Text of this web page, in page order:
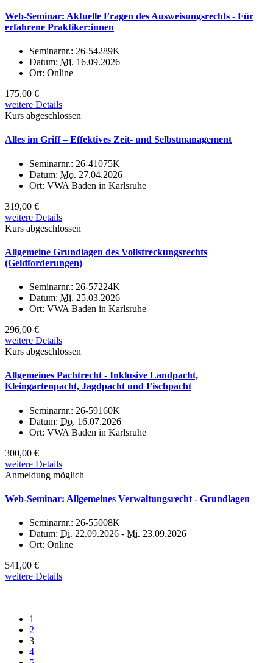
Web-Seminar: Aktuelle Fragen des Ausweisungsrechts - Für
erfahrene Praktiker:innen
Seminarnr.: 26-54289K
Datum: Mi. 16.09.2026
Ort: Online
175,00 €
weitere Details
Kurs abgeschlossen
Alles im Griff – Effektives Zeit- und Selbstmanagement
Seminarnr.: 26-41075K
Datum: Mo. 27.04.2026
Ort: VWA Baden in Karlsruhe
319,00 €
weitere Details
Kurs abgeschlossen
Allgemeine Grundlagen des Vollstreckungsrechts
(Geldforderungen)
Seminarnr.: 26-57224K
Datum: Mi. 25.03.2026
Ort: VWA Baden in Karlsruhe
296,00 €
weitere Details
Kurs abgeschlossen
Allgemeines Pachtrecht - Inklusive Landpacht,
Kleingartenpacht, Jagdpacht und Fischpacht
Seminarnr.: 26-59160K
Datum: Do. 16.07.2026
Ort: VWA Baden in Karlsruhe
300,00 €
weitere Details
Anmeldung möglich
Web-Seminar: Allgemeines Verwaltungsrecht - Grundlagen
Seminarnr.: 26-55008K
Datum: Di. 22.09.2026 - Mi. 23.09.2026
Ort: Online
541,00 €
weitere Details
1
2
3
4